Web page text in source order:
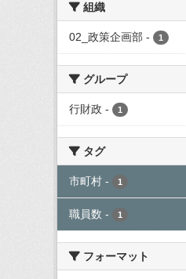
組織
02_政策企画部 - 1
グループ
行財政 - 1
タグ
市町村 - 1
職員数 - 1
フォーマット